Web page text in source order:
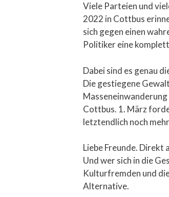
Viele Parteien und
2022 in Cottbus
sich gegen einen
Politiker eine
Dabei sind es genau
Die gestiegene
Cottbus. 1. März
letztendlich noch
Liebe Freunde. Direkt
Und wer sich in die
Kulturfremden und
Alternative.